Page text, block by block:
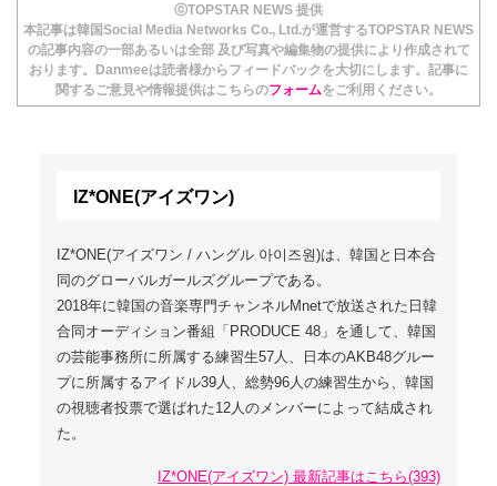
ⓒTOPSTAR NEWS 提供
本記事は韓国Social Media Networks Co., Ltd.が運営するTOPSTAR NEWS
の記事内容の一部あるいは全部 及び写真や編集物の提供により作成されて
おります。Danmeeは読者様からフィードバックを大切にします。記事に
関するご意見や情報提供はこちらのフォームをご利用ください。
IZ*ONE(アイズワン)
IZ*ONE(アイズワン / ハングル 아이즈원)は、韓国と日本合
同のグローバルガールズグループである。
2018年に韓国の音楽専門チャンネルMnetで放送された日韓
合同オーディション番組「PRODUCE 48」を通して、韓国
の芸能事務所に所属する練習生57人、日本のAKB48グルー
プに所属するアイドル39人、総勢96人の練習生から、韓国
の視聴者投票で選ばれた12人のメンバーによって結成され
た。
IZ*ONE(アイズワン) 最新記事はこちら(393)